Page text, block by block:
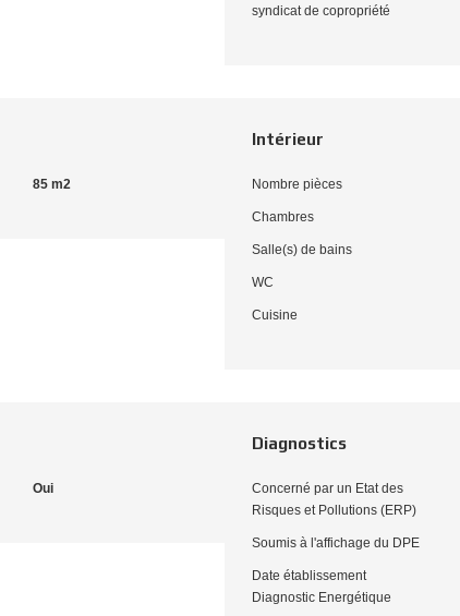
syndicat de copropriété
85 m2
Intérieur
Nombre pièces
Chambres
Salle(s) de bains
WC
Cuisine
Oui
Diagnostics
Concerné par un Etat des
Risques et Pollutions (ERP)
Soumis à l'affichage du DPE
Date établissement
Diagnostic Energétique